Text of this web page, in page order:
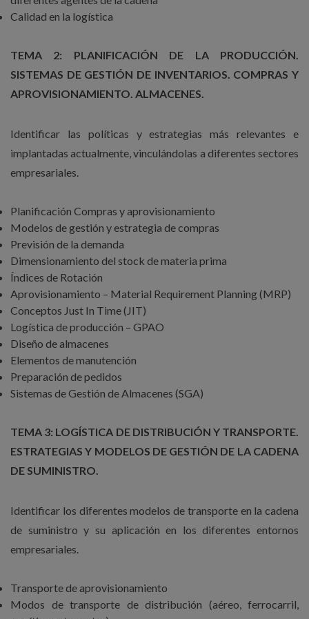
Calidad en la logística
TEMA 2: PLANIFICACIÓN DE LA PRODUCCIÓN.
SISTEMAS DE GESTIÓN DE INVENTARIOS. COMPRAS Y
APROVISIONAMIENTO. ALMACENES.
Identificar las políticas y estrategias más relevantes e
implantadas actualmente, vinculándolas a diferentes sectores
empresariales.
Planificación Compras y aprovisionamiento
Modelos de gestión y estrategia de compras
Previsión de la demanda
Dimensionamiento del stock de materia prima
Índices de Rotación
Aprovisionamiento – Material Requirement Planning (MRP)
Conceptos Just In Time (JIT)
Logística de producción – GPAO
Diseño de almacenes
Elementos de manutención
Preparación de pedidos
Sistemas de Gestión de Almacenes (SGA)
TEMA 3: LOGÍSTICA DE DISTRIBUCIÓN Y TRANSPORTE.
ESTRATEGIAS Y MODELOS DE GESTIÓN DE LA CADENA
DE SUMINISTRO.
Identificar los diferentes modelos de transporte en la cadena
de suministro y su aplicación en los diferentes entornos
empresariales.
Transporte de aprovisionamiento
Modos de transporte de distribución (aéreo, ferrocarril,